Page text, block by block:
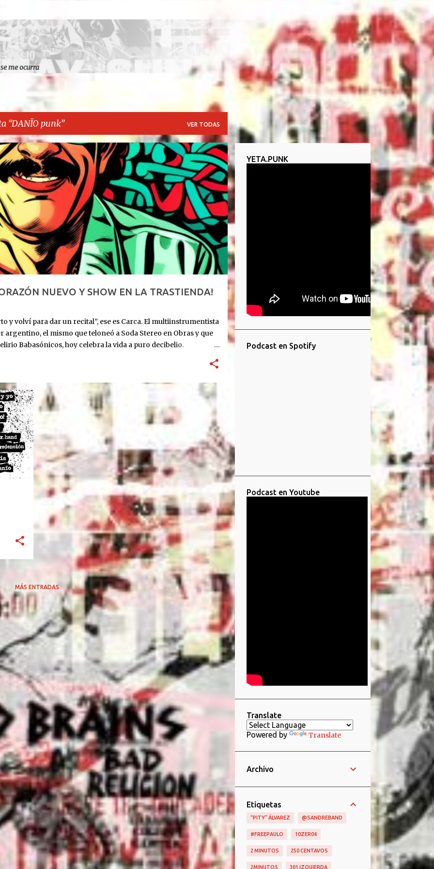
me ocurra
DANÏO punk VER TODAS
NUEVO Y SHOW EN LA TRASTIENDA!
y volví para dar un recital”, ese es Carca. El multiinstrumentista
argentino, el mismo que teloneó a Soda Stereo en Obras y que
Babasónicos, hoy celebra la vida a puro decibelio.
Lo reviven. Sube al puesto 1 de la lista de trasplante. 11 de
sale el álbum. HOY, 6/11, 21 hs: La Trastienda. Su primer
que estoy vivo, no presentar un disco que ya todos
todavía con la cicatriz fresca pero la púa en la mano.
MÁS ENTRADAS
YETA.PUNK
Podcast en Spotify
Podcast en Youtube
Translate
Powered by Translate
Archivo
Etiquetas
“PITY” ÁLVAREZ @SANDREBAND
#FREEPAULO 10ZER04
2 MINUTOS 250 CENTAVOS
2MINUTOS 301 IZQUIERDA